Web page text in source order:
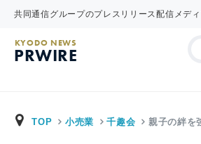
共同通信グループのプレスリリース配信メデ
KYODO NEWS
PRWIRE
TOP 小売業 千趣会 親子の絆を